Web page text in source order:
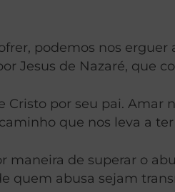
podemos nos
Jesus de Nazaré, que
por seu pai.
que nos leva a
de superar o
quem abusa sejam